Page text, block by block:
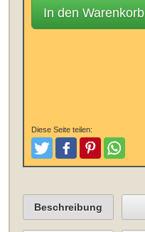
In den Warenkorb
Diese Seite teilen:
TweetenPostenPinterestTeilen
Beschreibung